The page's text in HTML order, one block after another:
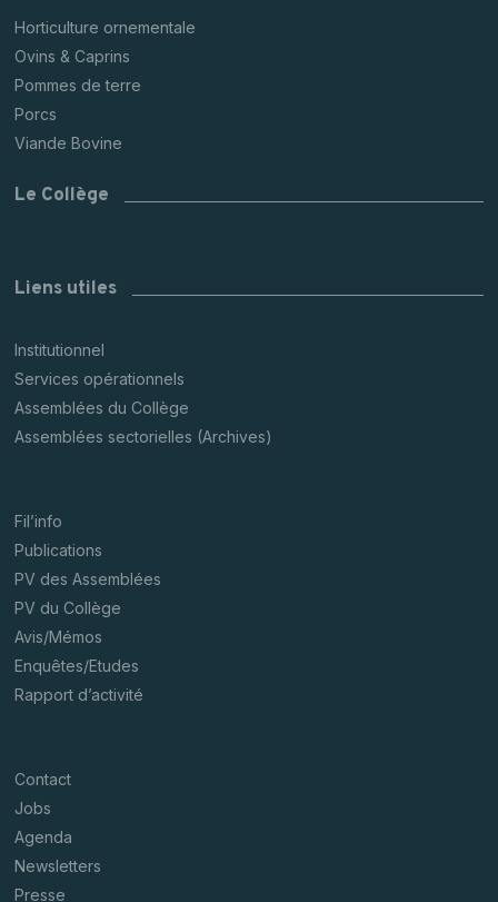
Horticulture ornementale
Ovins & Caprins
Pommes de terre
Porcs
Viande Bovine
Le Collège
Liens utiles
Institutionnel
Services opérationnels
Assemblées du Collège
Assemblées sectorielles (Archives)
Fil’info
Publications
PV des Assemblées
PV du Collège
Avis/Mémos
Enquêtes/Etudes
Rapport d’activité
Contact
Jobs
Agenda
Newsletters
Presse